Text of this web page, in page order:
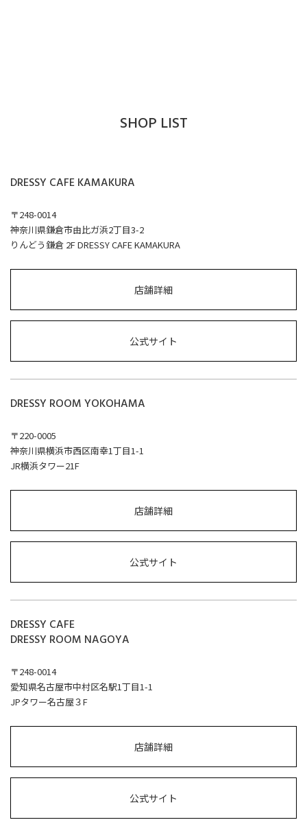
SHOP LIST
DRESSY CAFE KAMAKURA
〒248-0014
神奈川県鎌倉市由比ガ浜2丁目3-2
りんどう鎌倉 2F DRESSY CAFE KAMAKURA
店舗詳細
公式サイト
DRESSY ROOM YOKOHAMA
〒220-0005
神奈川県横浜市西区南幸1丁目1-1
JR横浜タワー21F
店舗詳細
公式サイト
DRESSY CAFE
DRESSY ROOM NAGOYA
〒248-0014
愛知県名古屋市中村区名駅1丁目1-1
JPタワー名古屋３F
店舗詳細
公式サイト